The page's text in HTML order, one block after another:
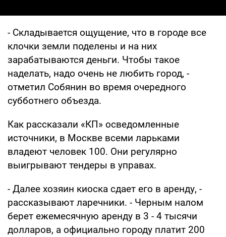
- Складывается ощущение, что в городе все
клочки земли поделены и на них
зарабатываются деньги. Чтобы такое
наделать, надо очень не любить город, -
отметил Собянин во время очередного
субботнего объезда.
Как рассказали «КП» осведомленные
источники, в Москве всеми ларьками
владеют человек 100. Они регулярно
выигрывают тендеры в управах.
- Далее хозяин киоска сдает его в аренду, -
рассказывают ларечники. - Черным налом
берет ежемесячную аренду в 3 - 4 тысячи
долларов, а официально городу платит 200